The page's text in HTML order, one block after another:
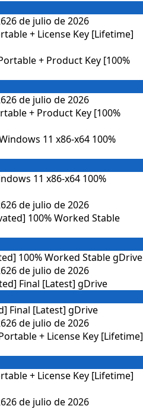
26 de julio de 2026
+ License Key [Lifetime]
26 de julio de 2026
+ Product Key [100%
11 x86-x64 100%
26 de julio de 2026
100% Worked Stable gDrive
26 de julio de 2026
Final [Latest] gDrive
26 de julio de 2026
+ License Key [Lifetime]
26 de julio de 2026